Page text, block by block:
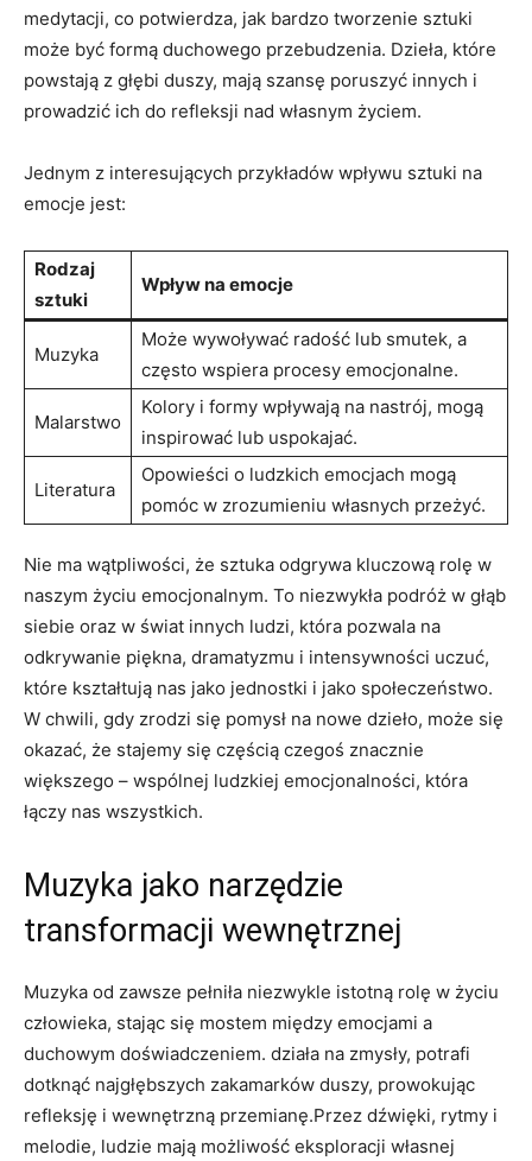
medytacji, co potwierdza, jak bardzo tworzenie sztuki
może być formą duchowego przebudzenia. Dzieła, które
powstają z głębi duszy, mają szansę poruszyć innych i
prowadzić ich do refleksji nad własnym życiem.
Jednym z interesujących przykładów wpływu sztuki na
emocje jest:
Rodzaj
sztuki
Wpływ na emocje
Muzyka
Może wywoływać radość lub smutek, a
często wspiera procesy emocjonalne.
Malarstwo
Kolory i formy wpływają na nastrój, mogą
inspirować lub uspokajać.
Literatura
Opowieści o ludzkich emocjach mogą
pomóc w zrozumieniu własnych przeżyć.
Nie ma wątpliwości, że sztuka odgrywa kluczową rolę w
naszym życiu emocjonalnym. To niezwykła podróż w głąb
siebie oraz w świat innych ludzi, która pozwala na
odkrywanie piękna, dramatyzmu i intensywności uczuć,
które kształtują nas jako jednostki i jako społeczeństwo.
W chwili, gdy zrodzi się pomysł na nowe dzieło, może się
okazać, że stajemy się częścią czegoś znacznie
większego – wspólnej ludzkiej emocjonalności, która
łączy nas wszystkich.
Muzyka jako narzędzie
transformacji wewnętrznej
Muzyka od zawsze pełniła niezwykle istotną rolę w życiu
człowieka, stając się mostem między emocjami a
duchowym doświadczeniem. działa na zmysły, potrafi
dotknąć najgłębszych zakamarków duszy, prowokując
refleksję i wewnętrzną przemianę.Przez dźwięki, rytmy i
melodie, ludzie mają możliwość eksploracji własnej